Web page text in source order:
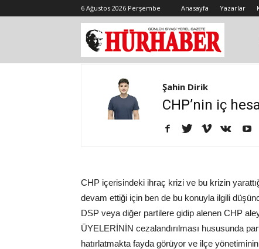
6 Ağustos 2026 Perşembe Anasayfa Yazarlar
Şahin Dirik
CHP’nin iç
CHP içerisindeki ihraç krizi ve bu krizin
devam ettiği için ben de bu konuyla ilgili
DSP veya diğer partilere gidip alenen CHP
ÜYELERİNİN cezalandırılması hususunda
hatırlatmakta fayda görüyor ve ilçe